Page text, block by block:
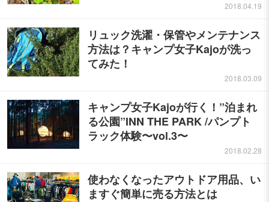
2018.04.19
リュック洗濯・保管やメンテナンス
方法は？キャンプ女子Kajoが洗っ
てみた！
2018.03.09
キャンプ女子Kajoが行く！”泊まれ
る公園”INN THE PARK /パンプト
ラック体験〜vol.3〜
2018.02.28
使わなくなったアウトドア用品、い
ますぐ簡単に売る方法とは